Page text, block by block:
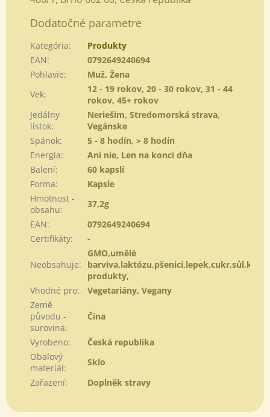
Dodatočné parametre
Kategória:
Produkty
EAN:
0792649240694
Pohlavie:
Muž, Žena
Vek:
12 - 19 rokov, 20 - 30 rokov, 31 - 44
rokov, 45+ rokov
Jedálny
lístok:
Neriešim, Stredomorská strava,
Vegánske
Spánok:
5 - 8 hodín, > 8 hodín
Energia:
Ani nie, Len na konci dňa
Balení:
60 kapslí
Forma:
Kapsle
Hmotnost -
obsahu:
37,2g
EAN:
0792649240694
Certifikáty: -
Neobsahuje:
GMO,umělé
produkty,
Vhodné pro:
Vegetariány, Vegany
Země
původu -
surovina:
Čína
Vyrobeno:
Česká republika
Obalový
materiál:
Sklo
Zařazení: Doplněk stravy